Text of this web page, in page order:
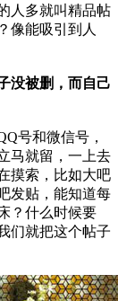
人多就叫精品帖
像能吸引到人
没被删，而自己
号和微信号，
马就留，一上去
摸索，比如大吧
发贴，能知道每
？什么时候要
们就把这个帖子